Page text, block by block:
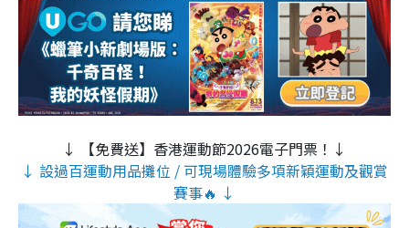
↓ 【免費送】香港運動節2026電子門票！↓
↓ 設過百運動用品攤位 / 可現場體驗多項新穎運動及觀賞
賽事🔥 ↓